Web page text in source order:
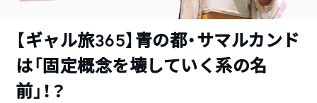
【ギャル旅365】青の都・サマルカンド
は「固定概念を壊していく系の名
前」！？